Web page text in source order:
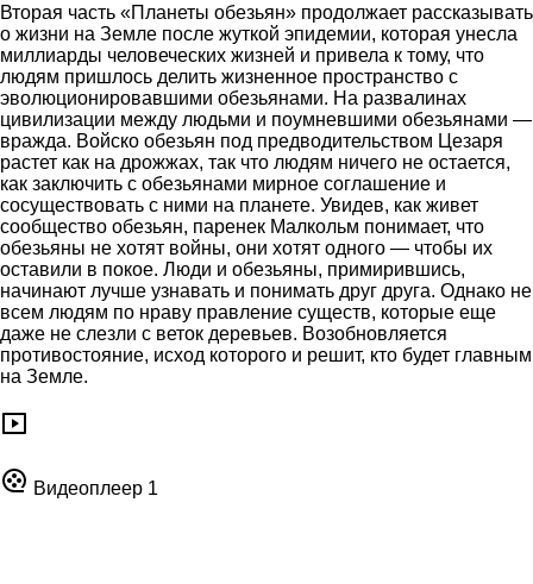
Вторая часть «Планеты обезьян» продолжает рассказывать
о жизни на Земле после жуткой эпидемии, которая унесла
миллиарды человеческих жизней и привела к тому, что
людям пришлось делить жизненное пространство с
эволюционировавшими обезьянами. На развалинах
цивилизации между людьми и поумневшими обезьянами —
вражда. Войско обезьян под предводительством Цезаря
растет как на дрожжах, так что людям ничего не остается,
как заключить с обезьянами мирное соглашение и
сосуществовать с ними на планете. Увидев, как живет
сообщество обезьян, паренек Малкольм понимает, что
обезьяны не хотят войны, они хотят одного — чтобы их
оставили в покое. Люди и обезьяны, примирившись,
начинают лучше узнавать и понимать друг друга. Однако не
всем людям по нраву правление существ, которые еще
даже не слезли с веток деревьев. Возобновляется
противостояние, исход которого и решит, кто будет главным
на Земле.
Видеоплеер 1